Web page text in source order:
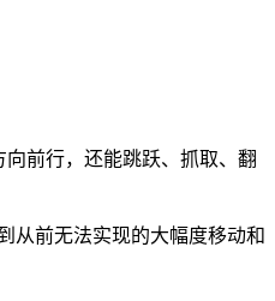
前行，还能跳跃、抓取、翻
从前无法实现的大幅度移动和